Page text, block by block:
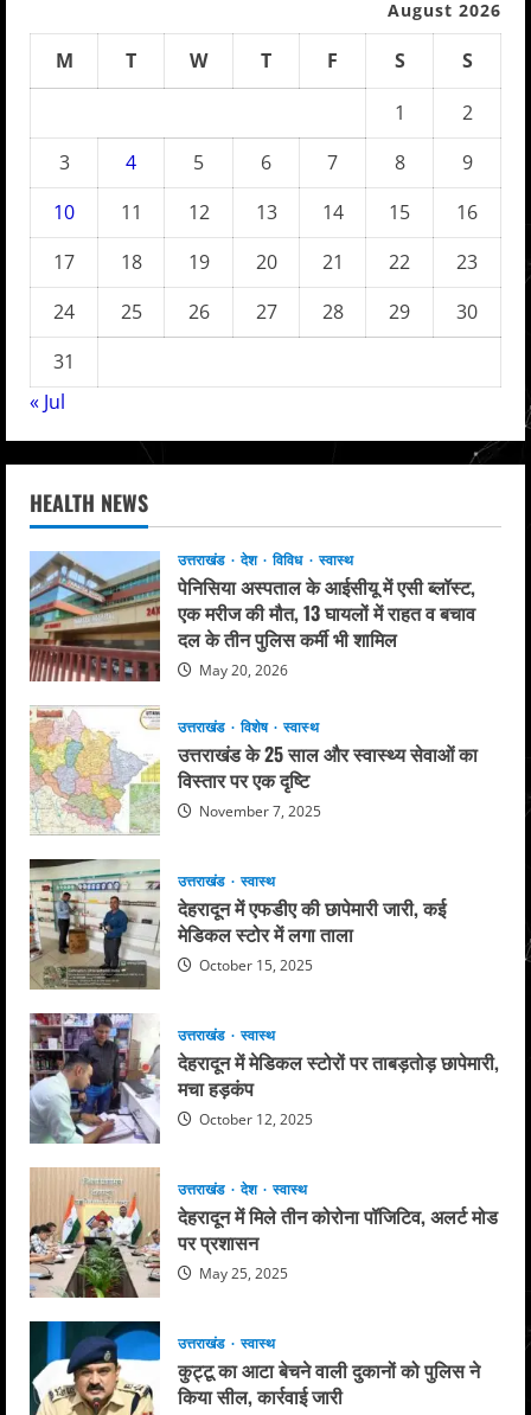
August 2026
M T W T F S
S
1
2
3
4 5 6 7 8
9
10
11 12 13 14 15
16
17
18 19 20 21 22
23
24
25 26 27 28 29
30
31
« Jul
HEALTH NEWS
उत्तराखंड देश विविध स्वास्थ
पेनिसिया अस्पताल के आईसीयू में एसी ब्लॉस्ट,
एक मरीज की मौत, 13 घायलों में राहत व बचाव
दल के तीन पुलिस कर्मी भी शामिल
May 20, 2026
उत्तराखंड विशेष स्वास्थ
उत्तराखंड के 25 साल और स्वास्थ्य सेवाओं का
विस्तार पर एक दृष्टि
November 7, 2025
उत्तराखंड स्वास्थ
देहरादून में एफडीए की छापेमारी जारी, कई
मेडिकल स्टोर में लगा ताला
October 15, 2025
उत्तराखंड स्वास्थ
देहरादून में मेडिकल स्टोरों पर ताबड़तोड़ छापेमारी,
मचा हड़कंप
October 12, 2025
उत्तराखंड देश स्वास्थ
देहरादून में मिले तीन कोरोना पॉजिटिव, अलर्ट मोड
पर प्रशासन
May 25, 2025
उत्तराखंड स्वास्थ
कुट्टू का आटा बेचने वाली दुकानों को पुलिस ने
किया सील, कार्रवाई जारी